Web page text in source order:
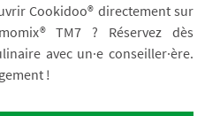
Cookidoo® directement sur
TM7 ? Réservez dès
avec un·e conseiller·ère.
!